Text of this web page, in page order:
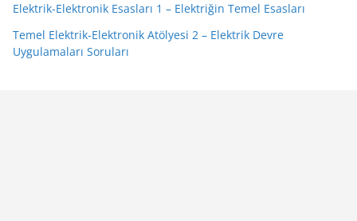
Elektrik-Elektronik Esasları 1 – Elektriğin Temel Esasları
Temel Elektrik-Elektronik Atölyesi 2 – Elektrik Devre
Uygulamaları Soruları